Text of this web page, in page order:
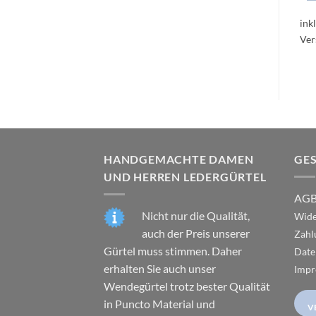
HANDGEMACHTE DAMEN
UND HERREN LEDERGÜRTEL
Nicht nur die Qualität,
auch der Preis unserer
Gürtel muss stimmen. Daher
erhalten Sie auch unser
Wendegürtel trotz bester Qualität
in Puncto Material und